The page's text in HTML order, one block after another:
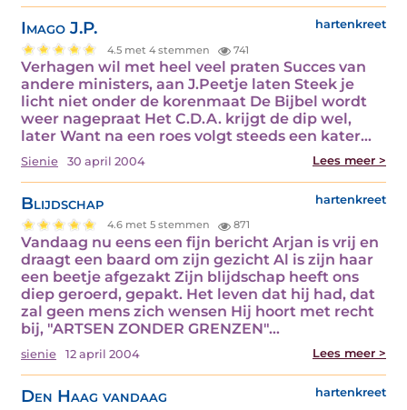
Imago J.P. hartenkreet
4.5 met 4 stemmen 741
Verhagen wil met heel veel praten Succes van
andere ministers, aan J.Peetje laten Steek je
licht niet onder de korenmaat De Bijbel wordt
weer nagepraat Het C.D.A. krijgt de dip wel,
later Want na een roes volgt steeds een kater…
Sienie 30 april 2004 Lees meer >
Blijdschap hartenkreet
4.6 met 5 stemmen 871
Vandaag nu eens een fijn bericht Arjan is vrij en
draagt een baard om zijn gezicht Al is zijn haar
een beetje afgezakt Zijn blijdschap heeft ons
diep geroerd, gepakt. Het leven dat hij had, dat
zal geen mens zich wensen Hij hoort met recht
bij, "ARTSEN ZONDER GRENZEN"…
sienie 12 april 2004 Lees meer >
Den Haag vandaag hartenkreet